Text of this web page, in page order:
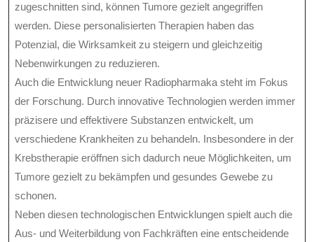
zugeschnitten sind, können Tumore gezielt angegriffen
werden. Diese personalisierten Therapien haben das
Potenzial, die Wirksamkeit zu steigern und gleichzeitig
Nebenwirkungen zu reduzieren.
Auch die Entwicklung neuer Radiopharmaka steht im Fokus
der Forschung. Durch innovative Technologien werden immer
präzisere und effektivere Substanzen entwickelt, um
verschiedene Krankheiten zu behandeln. Insbesondere in der
Krebstherapie eröffnen sich dadurch neue Möglichkeiten, um
Tumore gezielt zu bekämpfen und gesundes Gewebe zu
schonen.
Neben diesen technologischen Entwicklungen spielt auch die
Aus- und Weiterbildung von Fachkräften eine entscheidende